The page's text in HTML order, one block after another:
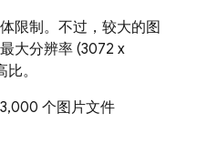
限制。不过，较大的图
大分辨率 (3072 x
。
个图片文件